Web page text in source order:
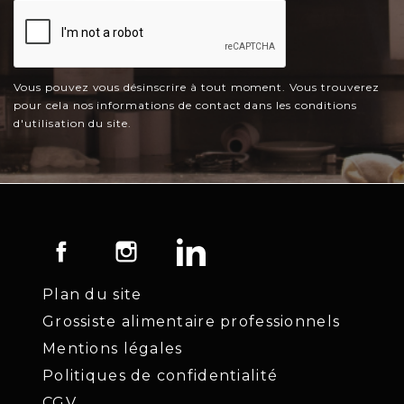
Vous pouvez vous désinscrire à tout moment. Vous trouverez
pour cela nos informations de contact dans les conditions
d'utilisation du site.
Facebook Instagram
Plan du site
Grossiste alimentaire professionnels
Mentions légales
Politiques de confidentialité